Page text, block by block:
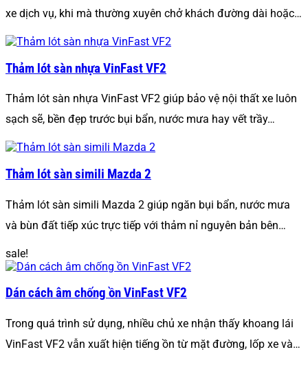
xe dịch vụ, khi mà thường xuyên chở khách đường dài hoặc…
Thảm lót sàn nhựa VinFast VF2
Thảm lót sàn nhựa VinFast VF2 giúp bảo vệ nội thất xe luôn
sạch sẽ, bền đẹp trước bụi bẩn, nước mưa hay vết trầy…
Thảm lót sàn simili Mazda 2
Thảm lót sàn simili Mazda 2 giúp ngăn bụi bẩn, nước mưa
và bùn đất tiếp xúc trực tiếp với thảm nỉ nguyên bản bên…
sale!
Dán cách âm chống ồn VinFast VF2
Trong quá trình sử dụng, nhiều chủ xe nhận thấy khoang lái
VinFast VF2 vẫn xuất hiện tiếng ồn từ mặt đường, lốp xe và…